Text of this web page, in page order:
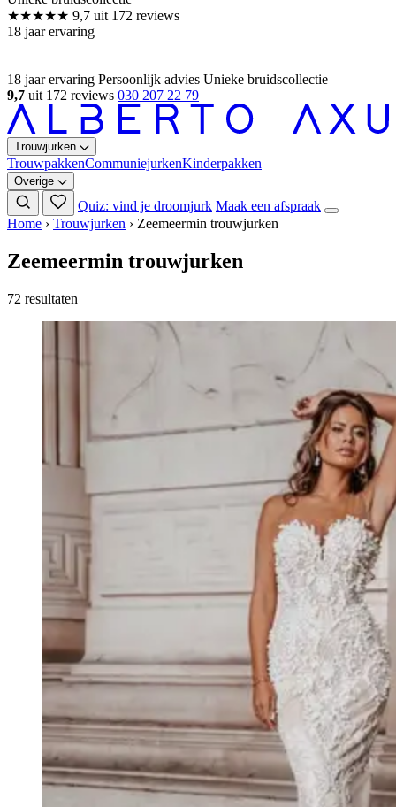
18 jaar ervaring Persoonlijk advies Unieke bruidscollectie
9,7 uit 172 reviews 030 207 22 79
Trouwjurken
TrouwpakkenCommuniejurkenKinderpakken
Overige
Quiz: vind je droomjurk Maak een afspraak
Home › Trouwjurken › Zeemeermin trouwjurken
Zeemeermin trouwjurken
72 resultaten